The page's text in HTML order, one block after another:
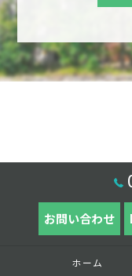
お問い合わせ
ホーム